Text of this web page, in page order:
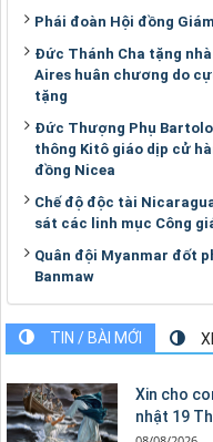
Phái đoàn Hội đồng
Đức Thánh Cha tặng
Aires huân chương do
tặng
Đức Thượng Phụ
thông Kitô giáo dịp cử
đồng Nicea
Chế độ độc tài
sát các linh mục Công
Quân đội Myanmar đốt
Banmaw
TIN / BÀI MỚI
Xin cho
nhật 19